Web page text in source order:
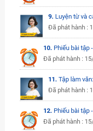
9. Luyện từ và
Đã phát hành :
10. Phiếu bài tập
Đã phát hành :
11. Tập làm
Đã phát hành :
12. Phiếu bài tập
Đã phát hành :